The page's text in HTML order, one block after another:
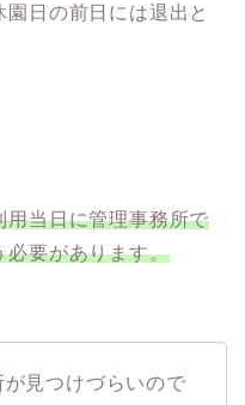
日の前日には退出と
用当日に管理事務所で
必要があります。
が見つけづらいので